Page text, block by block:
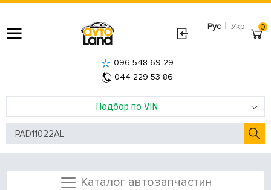
Рус | Укр
Подбор по VIN
096 548 69 29
044 229 53 86
0
Каталог автозапчастин